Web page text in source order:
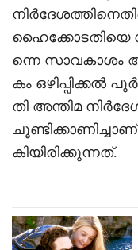
ഹൈക്കോടതിയെ
ന്നെ സാവകാശം
കം ഒഴിപ്പിക്കൽ
തി അന്തിമ
കിയിരിക്കുന്നത്.